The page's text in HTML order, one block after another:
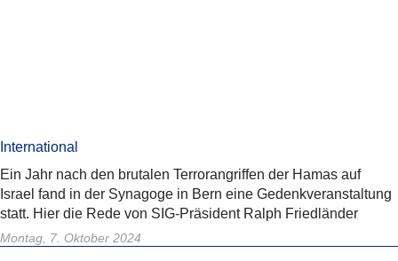
International
Ein Jahr nach den brutalen Terrorangriffen der Hamas auf
Israel fand in der Synagoge in Bern eine Gedenkveranstaltung
statt. Hier die Rede von SIG-Präsident Ralph Friedländer
Montag, 7. Oktober 2024